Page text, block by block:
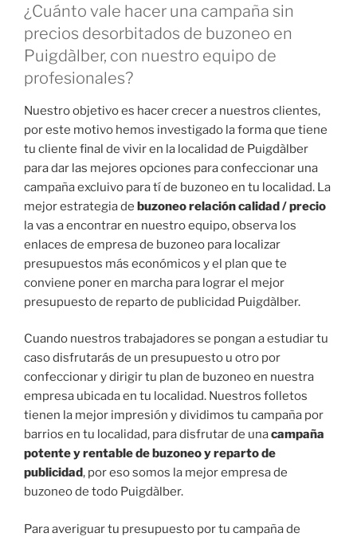
¿Cuánto vale hacer una campaña sin
precios desorbitados de buzoneo en
Puigdàlber, con nuestro equipo de
profesionales?
Nuestro objetivo es hacer crecer a nuestros clientes,
por este motivo hemos investigado la forma que tiene
tu cliente final de vivir en la localidad de Puigdàlber
para dar las mejores opciones para confeccionar una
campaña excluivo para tí de buzoneo en tu localidad. La
mejor estrategia de buzoneo relación calidad / precio
la vas a encontrar en nuestro equipo, observa los
enlaces de empresa de buzoneo para localizar
presupuestos más económicos y el plan que te
conviene poner en marcha para lograr el mejor
presupuesto de reparto de publicidad Puigdàlber.
Cuando nuestros trabajadores se pongan a estudiar tu
caso disfrutarás de un presupuesto u otro por
confeccionar y dirigir tu plan de buzoneo en nuestra
empresa ubicada en tu localidad. Nuestros folletos
tienen la mejor impresión y dividimos tu campaña por
barrios en tu localidad, para disfrutar de unacampaña
potente y rentable de buzoneo y reparto de
publicidad, por eso somos la mejor empresa de
buzoneo de todo Puigdàlber.
Para averiguar tu presupuesto por tu campaña de